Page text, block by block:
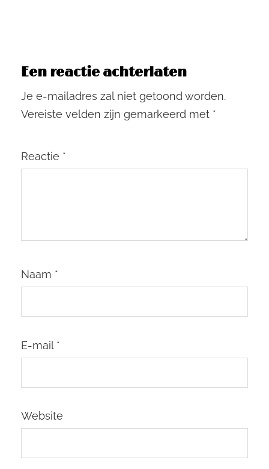
Een reactie achterlaten
Je e-mailadres zal niet getoond worden.
Vereiste velden zijn gemarkeerd met *
Reactie *
Naam *
E-mail *
Website